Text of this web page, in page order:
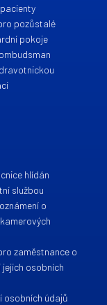
pozůstalé
pokoje
hlídán
službou
o
zaměstnance o
osobních
osobních údajů